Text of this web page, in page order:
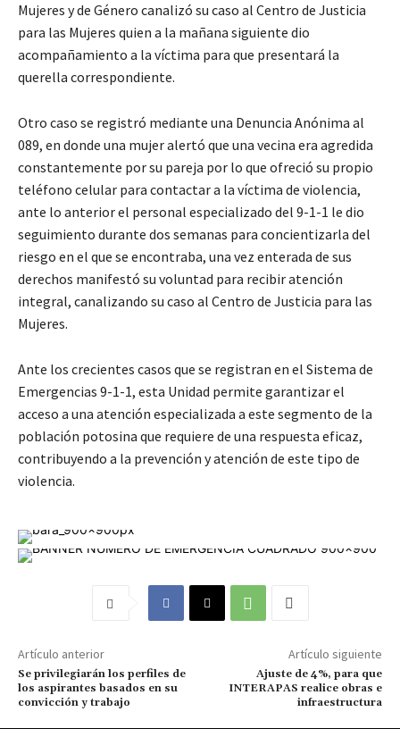
Mujeres y de Género canalizó su caso al Centro de Justicia
para las Mujeres quien a la mañana siguiente dio
acompañamiento a la víctima para que presentará la
querella correspondiente.
Otro caso se registró mediante una Denuncia Anónima al
089, en donde una mujer alertó que una vecina era agredida
constantemente por su pareja por lo que ofreció su propio
teléfono celular para contactar a la víctima de violencia,
ante lo anterior el personal especializado del 9-1-1 le dio
seguimiento durante dos semanas para concientizarla del
riesgo en el que se encontraba, una vez enterada de sus
derechos manifestó su voluntad para recibir atención
integral, canalizando su caso al Centro de Justicia para las
Mujeres.
Ante los crecientes casos que se registran en el Sistema de
Emergencias 9-1-1, esta Unidad permite garantizar el
acceso a una atención especializada a este segmento de la
población potosina que requiere de una respuesta eficaz,
contribuyendo a la prevención y atención de este tipo de
violencia.
Artículo anterior
Se privilegiarán los perfiles de
los aspirantes basados en su
convicción y trabajo
Artículo siguiente
Ajuste de 4%, para que
INTERAPAS realice obras e
infraestructura